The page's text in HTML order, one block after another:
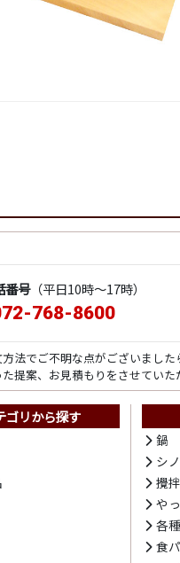
番号（平日10時～17時）
768-8600
法でご不明な点がございまし
提案、お見積もりをさせていた
ゴリから探す
鍋
シ
攪
や
各
食